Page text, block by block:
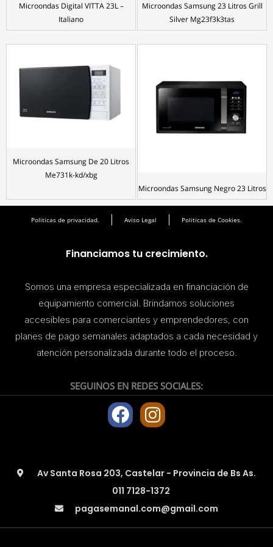
Microondas Digital VITTA 23L –
Italiano
Microondas Samsung 23 Litros Grill
Silver Mg23f3k3tas
Microondas Samsung De 20 Litros
Me731k-kd/xbg
Microondas Samsung Negro 23 Litros
Politicas de privacidad. Aviso Legal Politicas de Cookies.
Financiamos tu crecimiento.
Somos una empresa especializada en financiación de
equipamiento comercial. Brindamos soluciones
accesibles para comerciantes y emprendedores, con
planes de pago semanales adaptados a cada necesidad y
atención personalizada durante todo el proceso.
SEGUINOS EN REDES SOCIALES:
F
a
b
o
o
k
I
n
a
g
r
a
Av Santa Rosa 203, Castelar - Provincia de Bs As.
011 7128-1372
pagasemanal.com@gmail.com